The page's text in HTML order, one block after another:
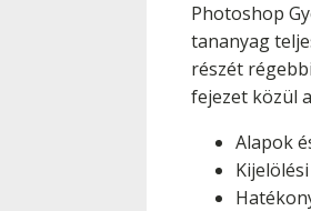
Photoshop
tananyag
részét
fejezet közül
Alapok